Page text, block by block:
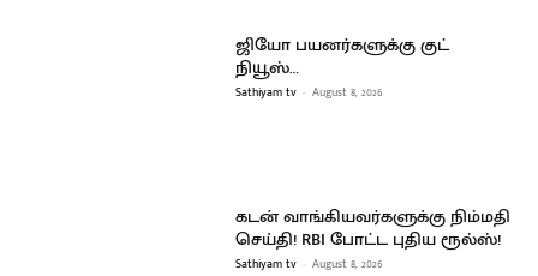
ஜியோ பயனர்களுக்கு குட்
நியூஸ்…
Sathiyam tv - August 8, 2026
கடன் வாங்கியவர்களுக்கு நிம்மதி
செய்தி! RBI போட்ட புதிய ரூல்ஸ்!
Sathiyam tv - August 8, 2026